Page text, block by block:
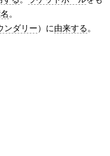
。
ンダリー）に由来する。